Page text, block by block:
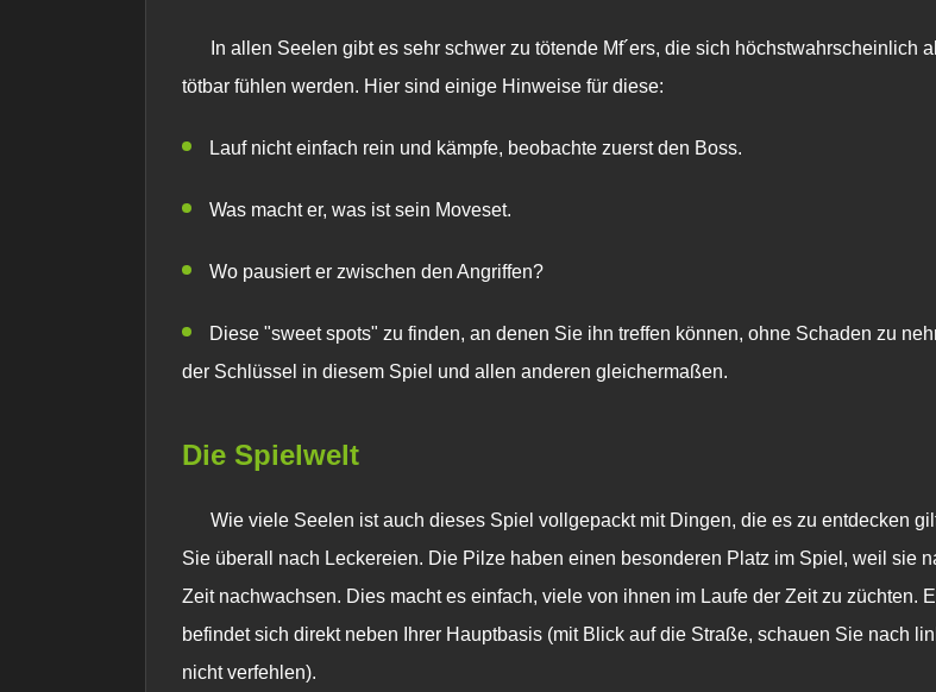
In allen Seelen gibt es sehr schwer zu tötende Mf´ers, die sich höchstwahrscheinlich
tötbar fühlen werden. Hier sind einige Hinweise für diese:
Lauf nicht einfach rein und kämpfe, beobachte zuerst den Boss.
Was macht er, was ist sein Moveset.
Wo pausiert er zwischen den Angriffen?
Diese "sweet spots" zu finden, an denen Sie ihn treffen können, ohne Schaden zu
der Schlüssel in diesem Spiel und allen anderen gleichermaßen.
Die Spielwelt
Wie viele Seelen ist auch dieses Spiel vollgepackt mit Dingen, die es zu entdecken
Sie überall nach Leckereien. Die Pilze haben einen besonderen Platz im Spiel, weil sie
Zeit nachwachsen. Dies macht es einfach, viele von ihnen im Laufe der Zeit zu züchten.
befindet sich direkt neben Ihrer Hauptbasis (mit Blick auf die Straße, schauen Sie nach
nicht verfehlen).